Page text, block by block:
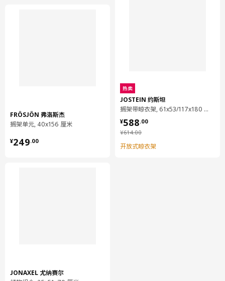
FRÖSJÖN 弗洛斯杰
搁架单元, 40x156 厘米
¥249.00
¥ 249.00
JONAXEL 尤纳赛尔
热卖
JOSTEIN 约斯坦
搁架带晾衣架, 61x53/117x180 厘米
¥614.00
¥ 614.00
¥588.00
¥ 588.00
开放式晾衣架